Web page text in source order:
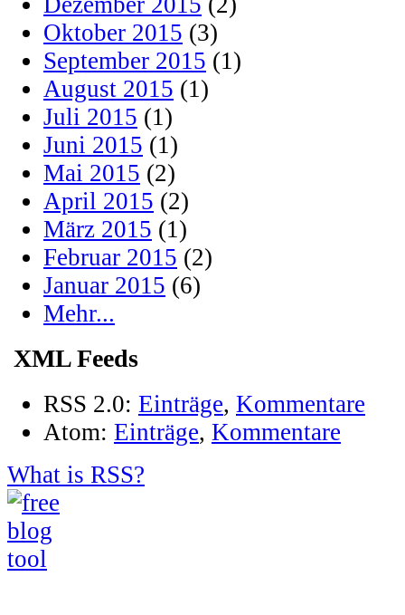
Oktober 2015 (3)
September 2015 (1)
August 2015 (1)
Juli 2015 (1)
Juni 2015 (1)
Mai 2015 (2)
April 2015 (2)
März 2015 (1)
Februar 2015 (2)
Januar 2015 (6)
Mehr...
XML Feeds
RSS 2.0: Einträge, Kommentare
Atom: Einträge, Kommentare
What is RSS?